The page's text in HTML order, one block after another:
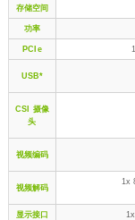
存储空间
功率
PCIe
USB*
CSI 摄像
头
视频编码
视频解码
1x
显示接口